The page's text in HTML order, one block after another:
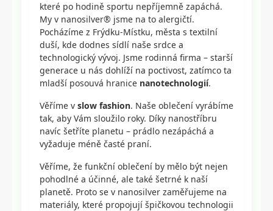
které po hodině sportu nepříjemně zapáchá.
My v nanosilver® jsme na to alergičtí.
Pocházíme z Frýdku-Místku, města s textilní
duší, kde dodnes sídlí naše srdce a
technologický vývoj. Jsme rodinná firma – starší
generace u nás dohlíží na poctivost, zatímco ta
mladší posouvá hranice nanotechnologií.
Věříme v slow fashion. Naše oblečení vyrábíme
tak, aby Vám sloužilo roky. Díky nanostříbru
navíc šetříte planetu – prádlo nezápáchá a
vyžaduje méně časté praní.
Věříme, že funkční oblečení by mělo být nejen
pohodlné a účinné, ale také šetrné k naší
planetě. Proto se v nanosilver zaměřujeme na
materiály, které propojují špičkovou technologii